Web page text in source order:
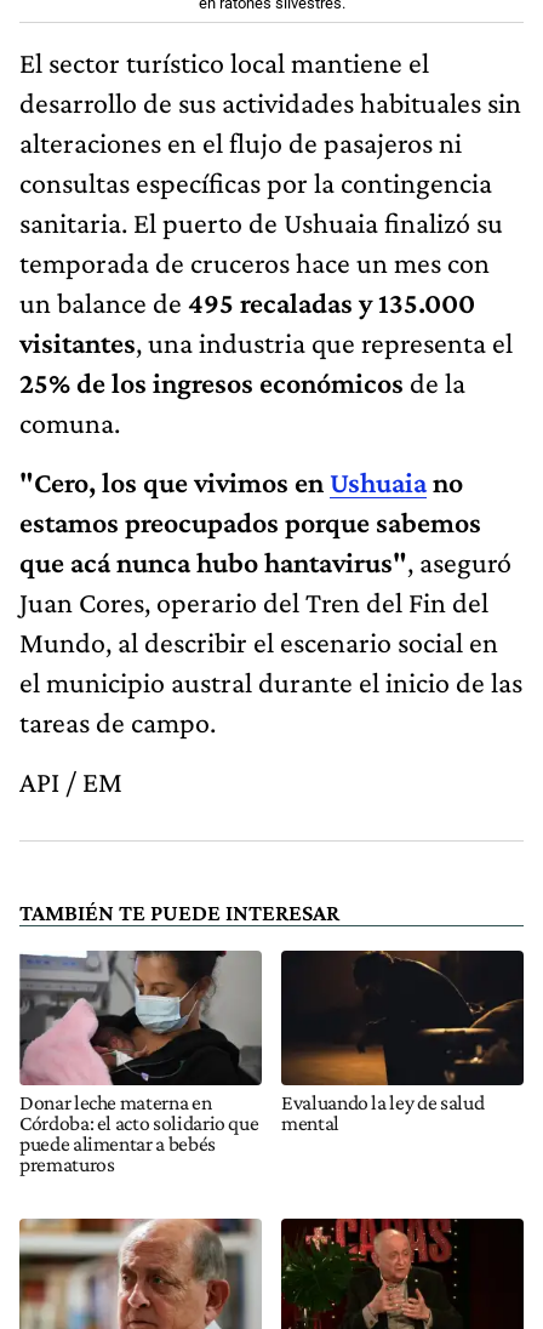
El sector turístico local mantiene el
desarrollo de sus actividades habituales sin
alteraciones en el flujo de pasajeros ni
consultas específicas por la contingencia
sanitaria. El puerto de Ushuaia finalizó su
temporada de cruceros hace un mes con
un balance de 495 recaladas y 135.000
visitantes, una industria que representa el
25% de los ingresos económicos de la
comuna.
"Cero, los que vivimos enUshuaiano
estamos preocupados porque sabemos
que acá nunca hubo hantavirus", aseguró
Juan Cores, operario del Tren del Fin del
Mundo, al describir el escenario social en
el municipio austral durante el inicio de las
tareas de campo.
API / EM
TAMBIÉN TE PUEDE INTERESAR
Donar leche materna en
Córdoba: el acto solidario que
puede alimentar a bebés
prematuros
Evaluando la ley de salud
mental